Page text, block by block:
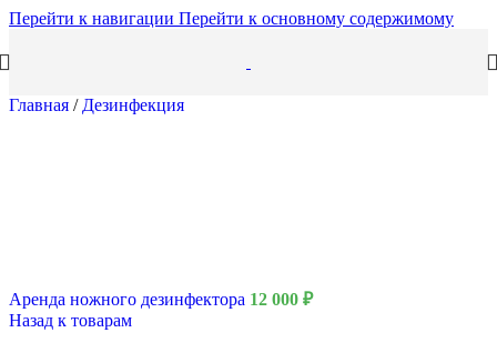
Перейти к навигации Перейти к основному содержимому
Главная / Дезинфекция
Аренда ножного дезинфектора 12 000 ₽
Назад к товарам